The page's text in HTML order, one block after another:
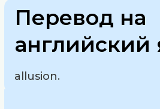
Перевод на
английский
allusion.